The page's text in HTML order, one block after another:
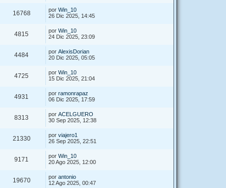
16768 por Win_10
26 Dic 2025, 14:45
4815 por Win_10
24 Dic 2025, 23:09
4484 por AlexisDorian
20 Dic 2025, 05:05
4725 por Win_10
15 Dic 2025, 21:04
4931 por ramonrapaz
06 Dic 2025, 17:59
8313 por ACELGUERO
30 Sep 2025, 12:38
21330 por viajero1
26 Sep 2025, 22:51
9171 por Win_10
20 Ago 2025, 12:00
19670 por antonio
12 Ago 2025, 00:47